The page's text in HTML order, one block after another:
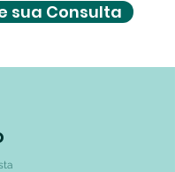
sua Consulta